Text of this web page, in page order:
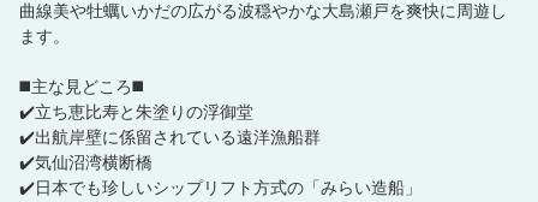
曲線美や牡蠣いかだの広がる波穏やかな大島瀬戸を爽快に周遊し
ます。
◼️主な見どころ◼️
✔️立ち恵比寿と朱塗りの浮御堂
✔️出航岸壁に係留されている遠洋漁船群
✔️気仙沼湾横断橋
✔️日本でも珍しいシップリフト方式の「みらい造船」